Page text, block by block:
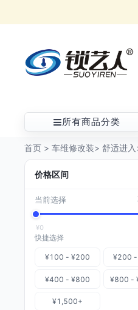
所有商品分类
首页 > 车维修改装> 舒适进入
价格区间
当前选择
¥0
快捷选择
¥100 - ¥200 ¥200
¥400 - ¥800 ¥800 -
¥1,500+